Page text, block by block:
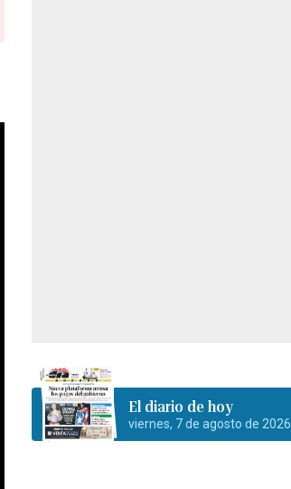
El diario de hoy
viernes, 7 de agosto de 2026